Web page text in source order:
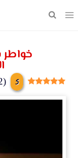
خواطر
5
(